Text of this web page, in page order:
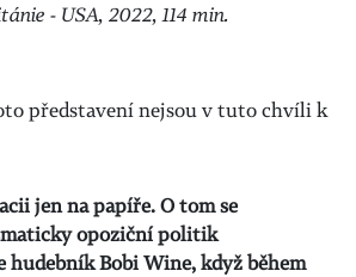
- USA, 2022, 114 min.
představení nejsou v tuto chvíli k
jen na papíře. O tom se
opoziční politik
hudebník Bobi Wine, když během